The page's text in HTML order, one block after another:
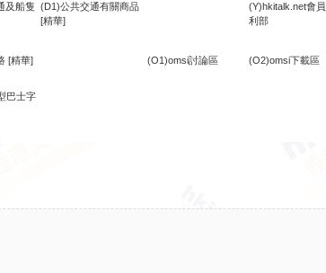
及船隻 (D1)公共交通有關商品
[精華]
(Y)hkitalk.net會
利部
[精華] (O1)omsi討論區 (O2)omsi下載區
巴士字